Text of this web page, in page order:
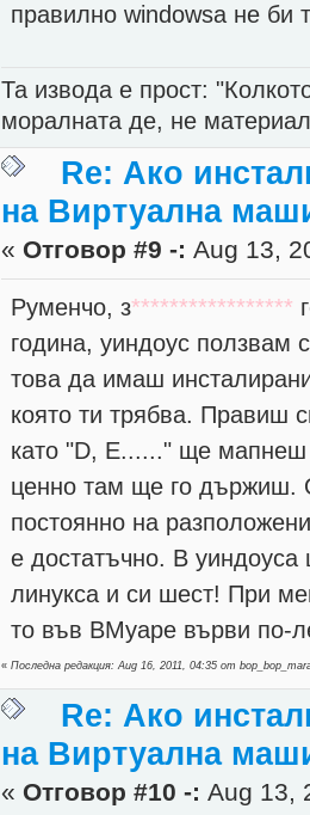
правилно windowsa не би
Та извода е прост:
моралната де, не
Re: Ако
на Виртуална
« Отговор #9 -: Aug 13,
Руменчо, з*****************
година, уиндоус ползвам
това да имаш
която ти трябва. Правиш
като "D, Е......" ще мапнеш
ценно там ще го държиш.
постоянно на
е достатъчно. В
линукса и си шест! При
то във ВМуаре върви по-
«Последна редакция: Aug 16, 2011, 04:35 от
Re: Ако
на Виртуална
« Отговор #10 -: Aug 13,